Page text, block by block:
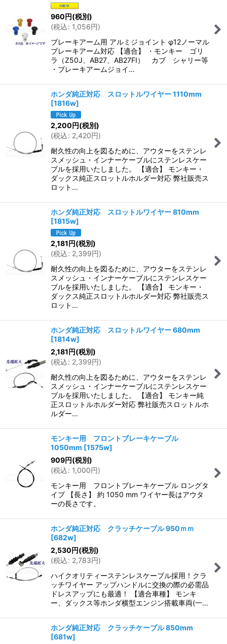
960円(税別)
(税込: 1,056円)
ブレーキアーム用 アルミジョイント φ12ノーマル
ブレーキアーム対応 【適合】 ・モンキー ゴリ
ラ（Z50J、AB27、AB27FI） カブ シャリー等
・ブレーキアームジョイ…
ホンダ純正対応 スロットルワイヤー 1110mm
[1816w]
2,200円(税別)
(税込: 2,420円)
耐久性の向上を図るために、アウターをステンレ
スメッシュ・インナーケーブルにステンレスケー
ブルを採用いたしました。 【適合】 モンキー・
ダックス純正スロットルホルダー対応 弊社販売ス
ロット…
ホンダ純正対応 スロットルワイヤー 810mm
[1815w]
2,181円(税別)
(税込: 2,399円)
耐久性の向上を図るために、アウターをステンレ
スメッシュ・インナーケーブルにステンレスケー
ブルを採用いたしました。 【適合】 モンキー・
ダックス純正スロットルホルダー対応 弊社販売ス
ロット…
ホンダ純正対応 スロットルワイヤー 680mm
[1814w]
2,181円(税別)
(税込: 2,399円)
耐久性の向上を図るために、アウターをステンレ
スメッシュ・インナーケーブルにステンレスケー
ブルを採用いたしました。 【適合】 モンキー純
正スロットルホルダー対応 弊社販売スロットルホ
ルダー…
モンキー用 フロントブレーキケーブル
1050mm [1575w]
909円(税別)
(税込: 1,000円)
モンキー用 フロントブレーキケーブル ロングタ
イプ 【長さ】 約 1050 mm ワイヤー長はアウタ
ーの長さです。
ホンダ純正対応 クラッチケーブル 950ｍｍ
[682w]
2,530円(税別)
(税込: 2,783円)
ハイクオリティーステンレスケーブル採用！クラ
ッチワイヤー アップハンドルに交換の際の必需品
ドレスアップにも最適！ 【適合車種】 モンキ
ー、ダックス等ホンダ横型エンジン搭載車両(一…
ホンダ純正対応 クラッチケーブル 850mm
[681w]